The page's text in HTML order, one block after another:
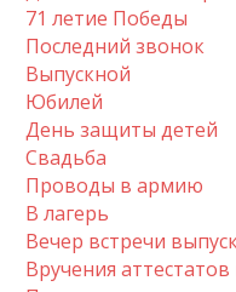
71 летие Победы
Последний звонок
Выпускной
Юбилей
День защиты детей
Свадьба
Проводы в армию
В лагерь
Вечер встречи
Вручения